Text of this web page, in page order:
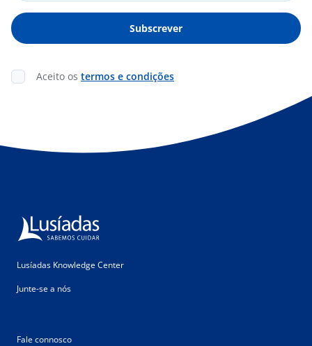
Aceito os termos e condições
Lusíadas Knowledge Center
Junte-se a nós
Fale connosco